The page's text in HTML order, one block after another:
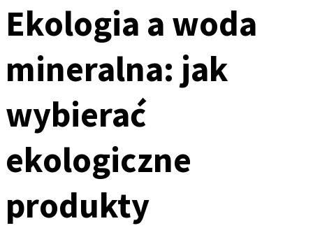
Ekologia a woda
mineralna: jak
wybierać
ekologiczne
produkty